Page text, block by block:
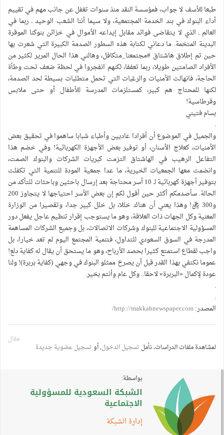
طبعا للأسف لا جواب، فمؤسسة النقد منذ سنوات تغفل عن جانب مهم في تقييم
أداء البنوك في بند الخدمة المجتمعية، ولا سيما أننا الشعب الوحيد ـ ربما في
العالم ـ الذي لا يتقاضى فوائد مقابل إيداعه الأموال في خزائن بنوكنا الموقرة
البدينة المتخمة. ما دعاني لكتابة هذه السطور الصدمة الكبيرة التي شعرت بها
حين تم إطلاق هاشتاق #مجتمعنا_متكافل، وهالني هذا الحال المرير لكثير من
الأفراد الصامتين طويلا، ربما تعففا، لكنهم انفجروا في لحظة ضعف تحت وطأة
الحاجة، فانهالت الأمنيات والرغبات التي تحمل متطلبات بسيطة لحد الصدمة،
لكنها للمحتاج هم كبير، كمستلزمات المدرسة للأطفال أو حتى ملابس
وقرطاسية!
بسام فتيني
.
والجميل في الموضوع أن أفرادا عاديين وأطباء شبابا ساهموا في تحقيق بعض
الأمنيات، كعلاج الأسنان، أو توفير بعض الأجهزة الكهربائية! وفي خضم هذا
التفاعل الرهيب في الهاشتاق التزمت كبريات الشركات والبنوك الصمت،
وانضمت معها الجمعيات الخيرية، ما عدا جمعية المودة للتنمية التي تكفلت
بتوفير أجهزة كهربائية لـ 10 أسر محتاجة بعد إرسال باحثين وباحثات للتأكد من
الحالة. سأصدمكم أكثر حين أقول لكم إن بعض الأسر احتياجها لا يتجاوز 200
و300 ريال! وهذا يعني أن هناك خللا، بل خلل كبير جدا، وتقصيرا من الوزارة
المعنية وكل الجهات ذات العلاقة، وهو ما يستوجب إقرار تنظيم عاجل يفعل دور
المسؤولية الاجتماعية للبنوك وشركات الاتصالات، بل وجميع الشركات المساهمة
المدرجة في السوق السعودي للتداول، فتنمية المجتمع اليوم لم تعد خيارا، بل
واجب لقطاع استمتع كثيرا بحصد الأرباح، وهو ما يستحق أن يقال له كفاية دلع!
عموما نكتفي بهذا القدر قبل أن يصرخ ممثلو البنوك في وجهي (كفاية بربرة)! ولنا
عودة لإكمال «البربرة» لاحقا.. وكل عام وأنتم بخير.
.
.
المصدر:http://makkahnewspaper.com/
مقال
لمشاهدة ملفات الدراسات، نأمل تسجيل الدخول, أوتسجيل عضوية جديدة
بواسطة:
الشبكة السعودية للمسؤولية
الاجتماعية
إدارة الشبكة